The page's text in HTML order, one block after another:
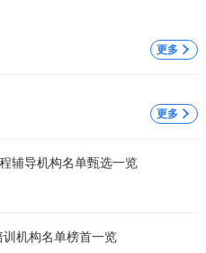
更多
更多
辅导机构名单甄选一览
机构名单榜首一览